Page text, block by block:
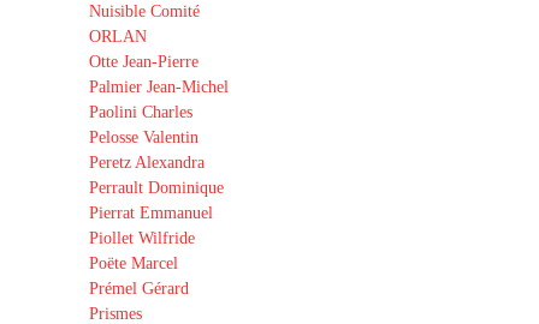
Nuisible Comité
ORLAN
Otte Jean-Pierre
Palmier Jean-Michel
Paolini Charles
Pelosse Valentin
Peretz Alexandra
Perrault Dominique
Pierrat Emmanuel
Piollet Wilfride
Poëte Marcel
Prémel Gérard
Prismes